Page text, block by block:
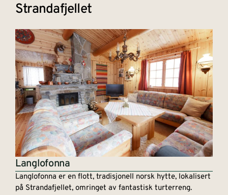
Strandafjellet
Langlofonna
Langlofonna er en flott, tradisjonell norsk hytte, lokalisert
på Strandafjellet, omringet av fantastisk turterreng.